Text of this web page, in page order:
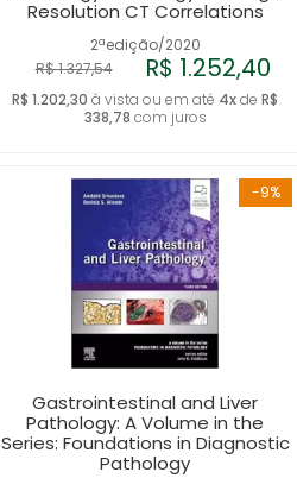
2ªedição/2020
Resolution CT Correlations
R$ 1.327,54 R$ 1.252,40
R$ 1.202,30 à vista ou em até 4xde R$
338,78 com juros
-9%
Gastrointestinal and Liver
Pathology: A Volume in the
Series: Foundations in Diagnostic
Pathology